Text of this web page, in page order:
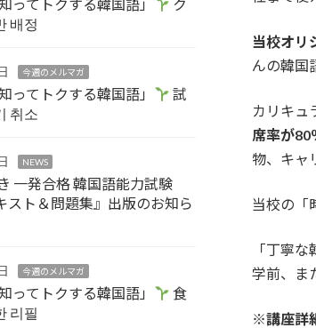
当校オリ
んの韓国
カリキュ
席率が80
物、キャ
当校の「
「丁寧
学前、ま
※講座詳
ってトクする韓国語」
ク
배정
今週のメルマガ
ってトクする韓国語」
試
취소
NEWS
一発合格 韓国語能力試験
ト＆問題集』出版のお知ら
今週のメルマガ
ってトクする韓国語」
食
리필